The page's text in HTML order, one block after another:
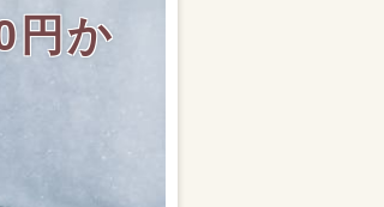
円か